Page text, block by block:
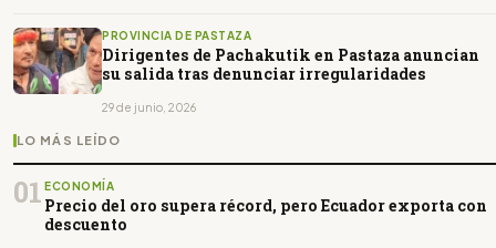
PROVINCIA DE PASTAZA
Dirigentes de Pachakutik en Pastaza anuncian
su salida tras denunciar irregularidades
29 de junio, 2026
LO MÁS LEÍDO
01 ECONOMÍA
Precio del oro supera récord, pero Ecuador exporta con
descuento